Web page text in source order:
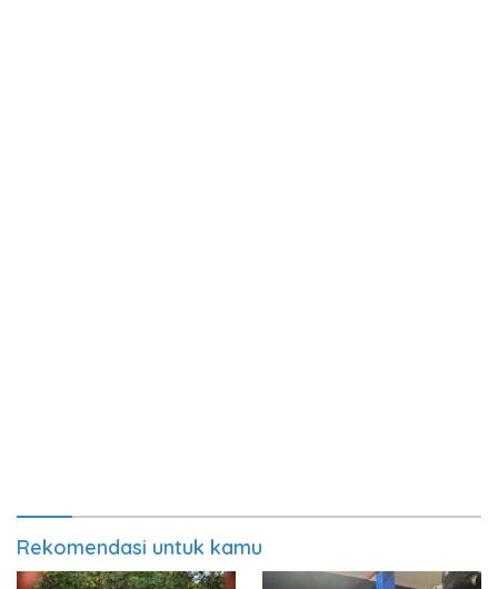
Rekomendasi untuk kamu